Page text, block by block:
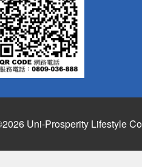
Uni-Prosperity Lifestyle